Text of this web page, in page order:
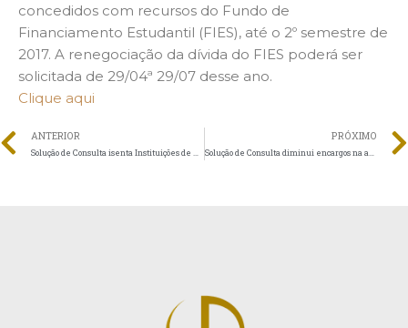
concedidos com recursos do Fundo de
Financiamento Estudantil (FIES), até o 2º semestre de
2017. A renegociação da dívida do FIES poderá ser
solicitada de 29/04ª 29/07 desse ano.
Clique aqui
ANTERIOR PRÓXIMO